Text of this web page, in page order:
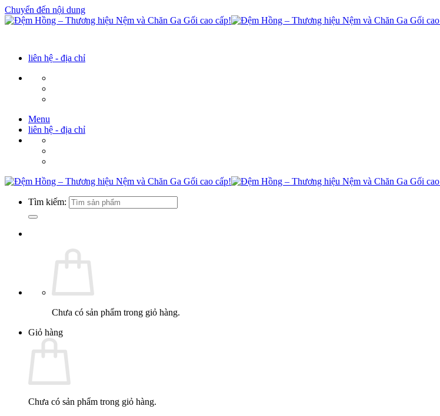
Chuyển đến nội dung
liên hệ - địa chỉ
Menu
liên hệ - địa chỉ
Tìm kiếm:
Chưa có sản phẩm trong giỏ hàng.
Giỏ hàng
Chưa có sản phẩm trong giỏ hàng.